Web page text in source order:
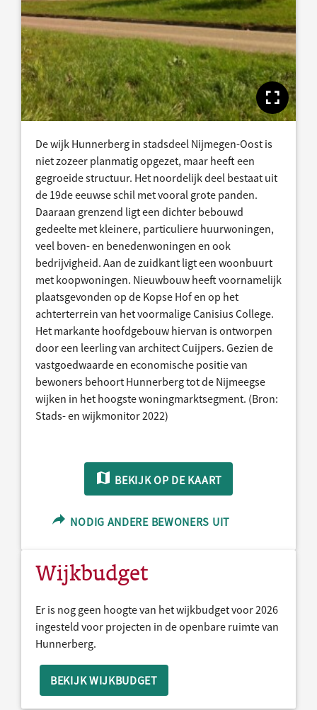
De wijk Hunnerberg in stadsdeel Nijmegen-Oost is
niet zozeer planmatig opgezet, maar heeft een
gegroeide structuur. Het noordelijk deel bestaat uit
de 19de eeuwse schil met vooral grote panden.
Daaraan grenzend ligt een dichter bebouwd
gedeelte met kleinere, particuliere huurwoningen,
veel boven- en benedenwoningen en ook
bedrijvigheid. Aan de zuidkant ligt een woonbuurt
met koopwoningen. Nieuwbouw heeft voornamelijk
plaatsgevonden op de Kopse Hof en op het
achterterrein van het voormalige Canisius College.
Het markante hoofdgebouw hiervan is ontworpen
door een leerling van architect Cuijpers. Gezien de
vastgoedwaarde en economische positie van
bewoners behoort Hunnerberg tot de Nijmeegse
wijken in het hoogste woningmarktsegment. (Bron:
Stads- en wijkmonitor 2022)
BEKIJK OP DE KAART
NODIG ANDERE BEWONERS UIT
Wijkbudget
Er is nog geen hoogte van het wijkbudget voor 2026
ingesteld voor projecten in de openbare ruimte van
Hunnerberg.
BEKIJK WIJKBUDGET